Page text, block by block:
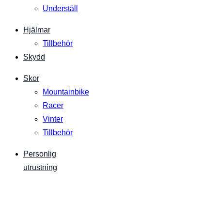
Underställ
Hjälmar
Tillbehör
Skydd
Skor
Mountainbike
Racer
Vinter
Tillbehör
Personlig
utrustning